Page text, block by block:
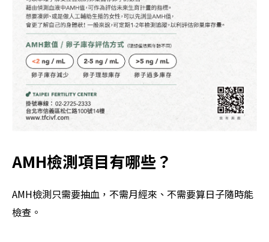
AMH檢測項目有哪些？
AMH檢測只需要抽血，不需月經來、不需要算日子隨時能
檢查。